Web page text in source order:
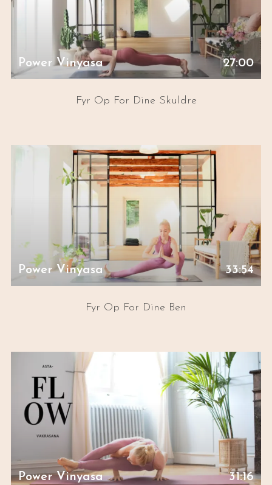
Power Vinyasa 27:00
Fyr Op For Dine Skuldre
Power Vinyasa 33:54
Fyr Op For Dine Ben
Power Vinyasa 31:16